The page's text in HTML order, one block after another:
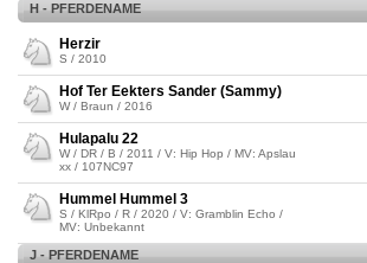
H - PFERDENAME
Herzir
S / 2010
Hof Ter Eekters Sander (Sammy)
W / Braun / 2016
Hulapalu 22
W / DR / B / 2011 / V: Hip Hop / MV: Apslau
xx / 107NC97
Hummel Hummel 3
S / KlRpo / R / 2020 / V: Gramblin Echo /
MV: Unbekannt
J - PFERDENAME